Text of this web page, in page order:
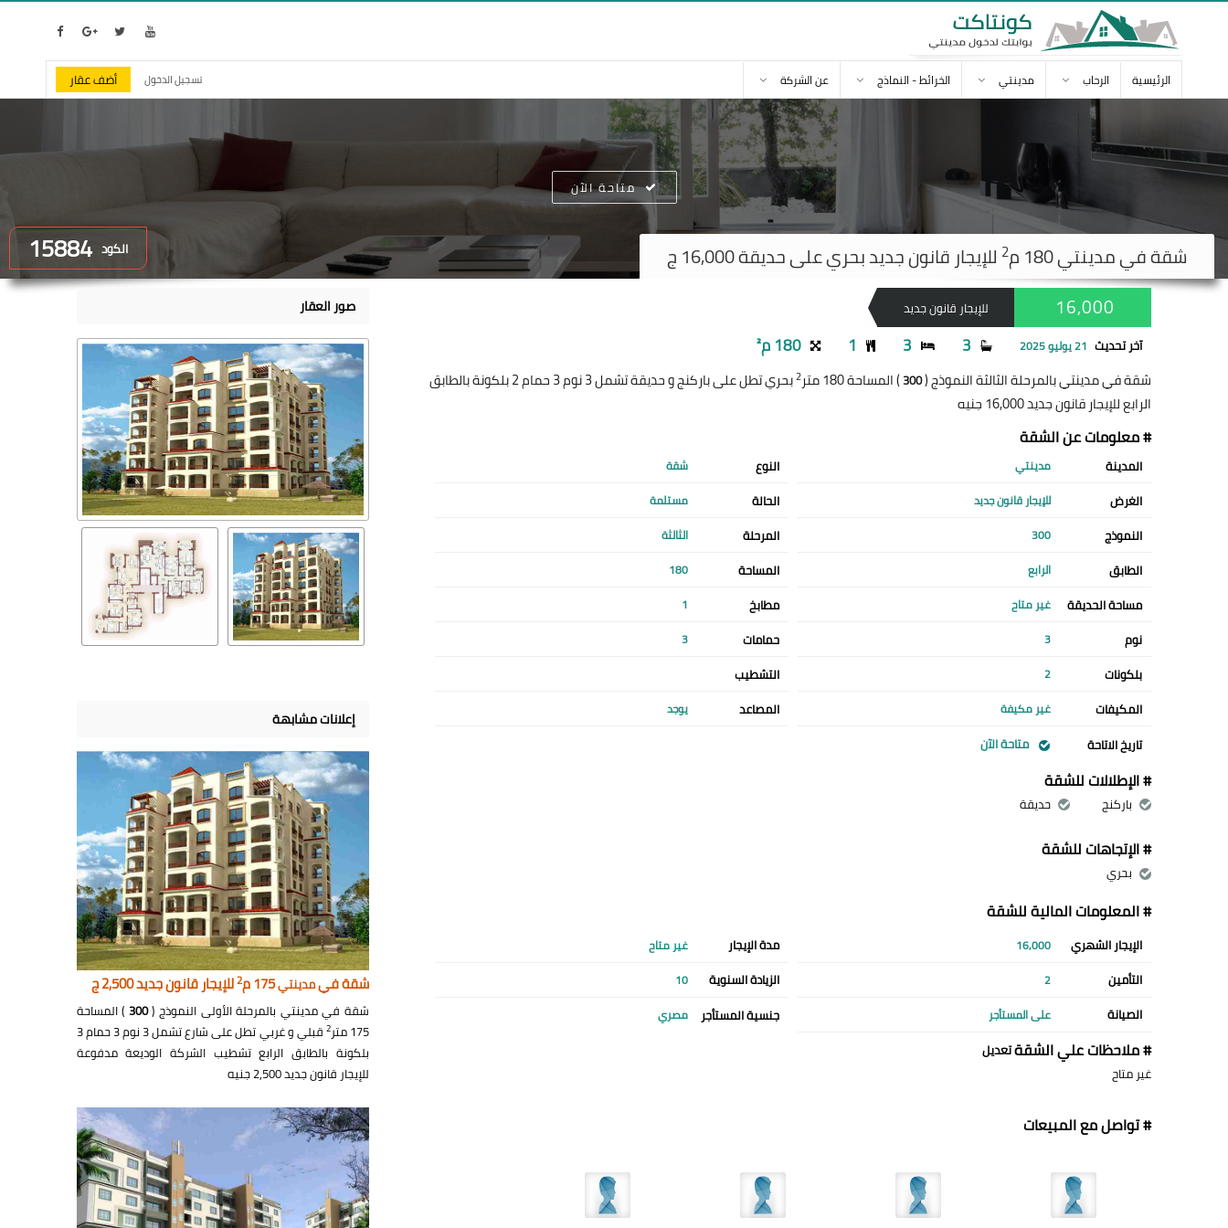
الرئيسية الرحاب مدينتي الخرائط - النماذج عن الشركة تسجيل الدخول أضف عقار
الكود 15884 شقة فيمدينتي 2 للإيجار قانون جديد بحري على حديقة 16,000 ج
متاحة الآن
للإيجار قانون جديد 16,000
آخر تحديث 21 يوليو 2025 3
3
1 180 م²
شقة في مدينتي بالمرحلة الثالثة النموذج (300) المساحة 180 متر 2
بحري تطل على باركنج و حديقة تشمل 3 نوم 3 حمام 2 بلكونة بالطابق
الرابع للإيجار قانون جديد 16,000 جنيه
# معلومات عن الشقة
المدينة مدينتي النوع شقة
الغرض للإيجار قانون جديد الحالة مستلمة
النموذج 300 المرحلة الثالثة
الطابق الرابع المساحة 180
مساحة الحديقة غير متاح مطابخ 1
نوم 3 حمامات 3
بلكونات 2
التشطيب
المكيفات
غير مكيفة المصاعد يوجد
تاريخ الاتاحة متاحة الآن
# الإطلالات للشقة
باركنج حديقة
# الإتجاهات للشقة
بحري
# المعلومات المالية للشقة
الإيجار الشهري 16,000 مدة الإيجار غير متاح
التأمين 2 الزيادة السنوية 10
الصيانة على المستأجر جنسية المستأجر مصري
# ملاحظات علي الشقةتعديل
غير متاح
# تواصل مع المبيعات
صور العقار
إعلانات مشابهة
شقة فيمدينتي175 م 2للإيجار قانون جديد 2,500 ج
شقة في مدينتي بالمرحلة الأولى النموذج (300 ) المساحة
175 متر
2
قبلي و غربي تطل على شارع تشمل 3 نوم 3 حمام 3
بلكونة بالطابق الرابع تشطيب الشركة الوديعة مدفوعة
للإيجار قانون جديد 2,500 جنيه